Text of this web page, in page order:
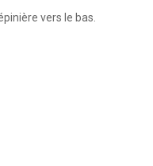
vers le bas.